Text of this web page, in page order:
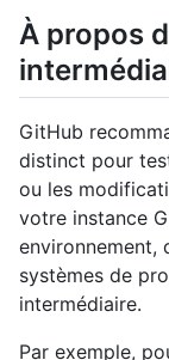
À propos
GitHub
distinct pour
ou les
votre instance
environnement,
systèmes de
intermédiaire.
Par exemple,